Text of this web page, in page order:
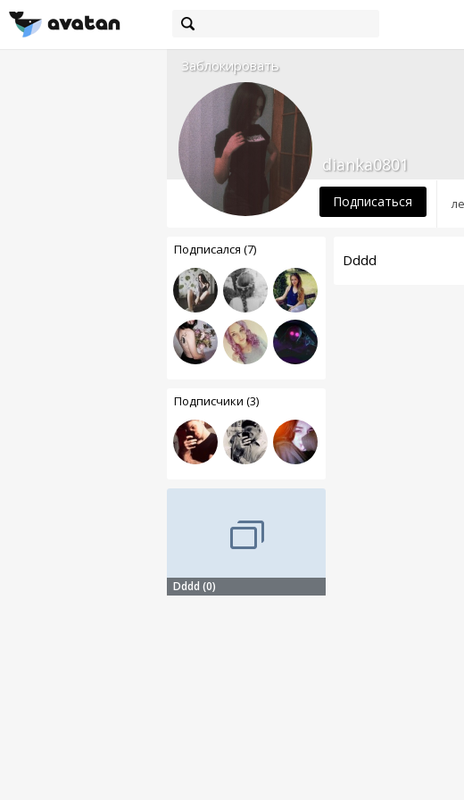
Заблокировать
dianka0801
Подписаться
Подписался (7)
Подписчики (3)
Dddd (0)
Dddd